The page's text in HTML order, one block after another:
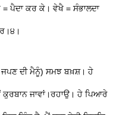
ਪੈਦਾ ਕਰ ਕੇ। ਵੇਖੈ = ਸੰਭਾਲਦਾ
ਦੀ ਮੈਨੂੰ) ਸਮਝ ਬਖ਼ਸ਼। ਹੇ
ਜਾਵਾਂ।ਰਹਾਉ। ਹੇ ਪਿਆਰੇ